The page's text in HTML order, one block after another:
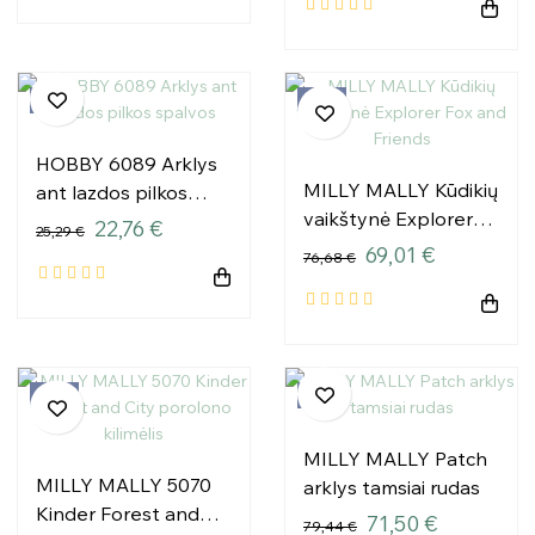
−10%
HOBBY 6089 Arklys
ant lazdos pilkos
spalvos
25,29 € 22,76 €
MILLY MALLY Kūdikių
vaikštynė Explorer
Fox and Friends
76,68 € 69,01 €
MILLY MALLY 5070
Kinder Forest and
−10%
MILLY MALLY Patch
arklys tamsiai rudas
79,44 € 71,50 €